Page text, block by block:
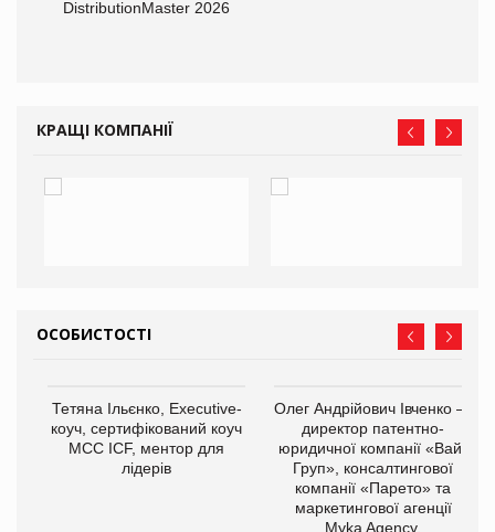
DistributionMaster 2026
КРАЩІ КОМПАНІЇ
ОСОБИСТОСТІ
Тетяна Ільєнко, Executive-
коуч, сертифікований коуч
МСС ICF, ментор для
лідерів
Олег Андрійович Івченко —
директор патентно-
юридичної компанії «Вайз
Груп», консалтингової
компанії «Парето» та
маркетингової агенції
Myka Agency.